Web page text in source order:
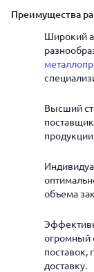
Преимущества
Широкий
Высший
объема
огромный
поставок,
доставку.